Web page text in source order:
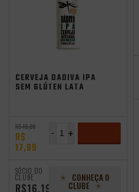
CERVEJA DÁDIVA IPA
SEM GLÚTEN LATA
R$ 19,99
R$
17,99
+
-
SÓCIO DO
CLUBE
R$16,19
CONHEÇA O
CLUBE